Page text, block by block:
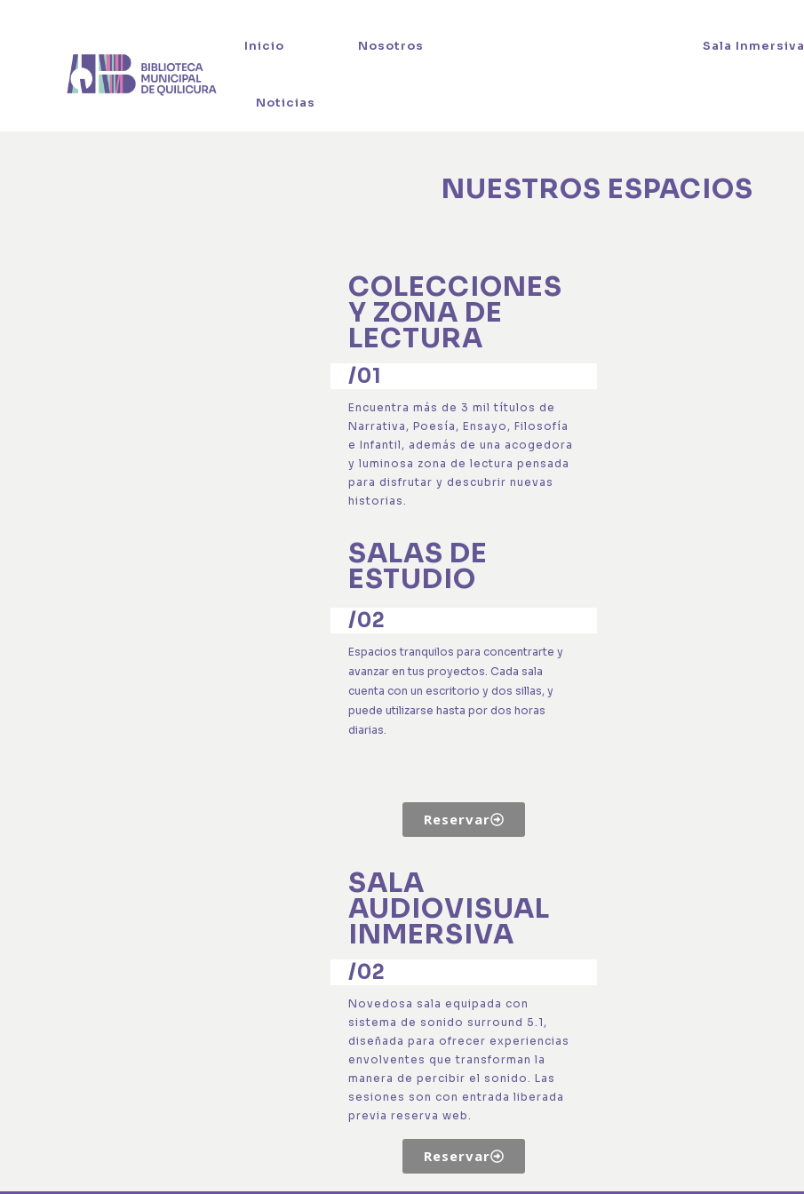
Inicio Nosotros Sala Inmersiva
Noticias
NUESTROS ESPACIOS
COLECCIONES
Y ZONA DE
LECTURA
/01
Encuentra más de 3 mil títulos de
Narrativa, Poesía, Ensayo, Filosofía
e Infantil, además de una acogedora
y luminosa zona de lectura pensada
para disfrutar y descubrir nuevas
historias.
SALAS DE
ESTUDIO
/02
Espacios tranquilos para concentrarte y
avanzar en tus proyectos. Cada sala
cuenta con un escritorio y dos sillas, y
puede utilizarse hasta por dos horas
diarias.
Reservar
SALA
AUDIOVISUAL
INMERSIVA
/02
Novedosa sala equipada con
sistema de sonido surround 5.1,
diseñada para ofrecer experiencias
envolventes que transforman la
manera de percibir el sonido. Las
sesiones son con entrada liberada
previa reserva web.
Reservar